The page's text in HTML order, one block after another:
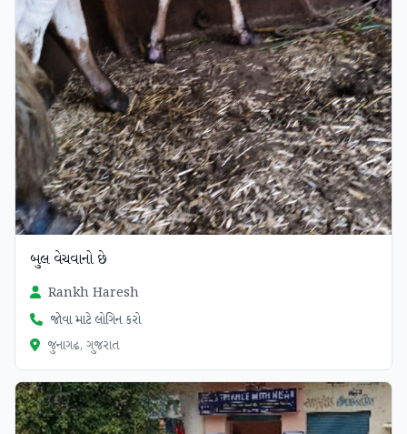
બુલ વેચવાનો છે
Rankh Haresh
જોવા માટે લોગિન કરો
જુનાગઢ, ગુજરાત
ચકાસાયેલ